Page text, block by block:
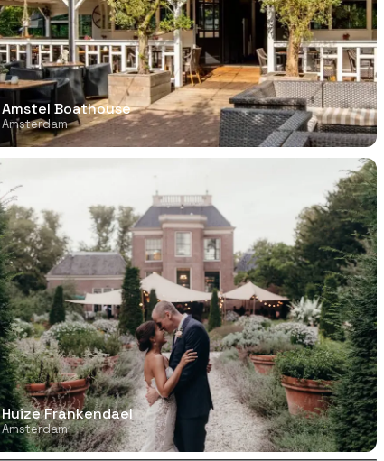
Amstel Boathouse
Amsterdam
Huize Frankendael
Amsterdam